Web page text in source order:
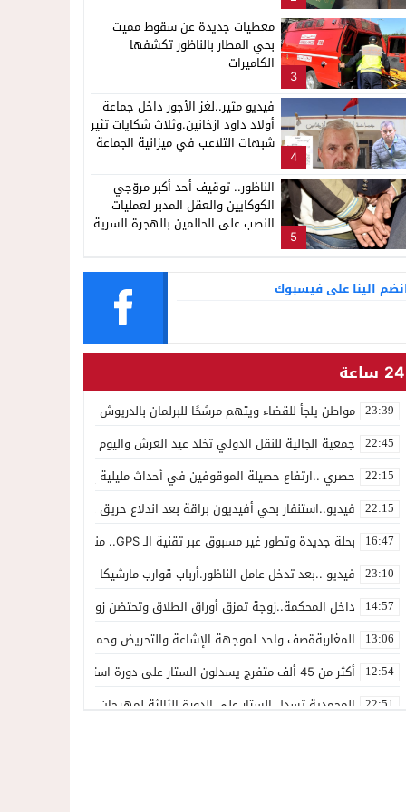
3
معطيات جديدة عن سقوط مميت
بحي المطار بالناظور تكشفها
الكاميرات
4
فيديو مثير..لغز الأجور داخل جماعة
أولاد داود ازخانين.وثلاث شكايات تثير
شبهات التلاعب في ميزانية الجماعة
5
الناظور.. توقيف أحد أكبر مروّجي
الكوكايين والعقل المدبر لعمليات
النصب على الحالمين بالهجرة السرية
الينا على فيسبوك
24 ساعة
23:39 مواطن يلجأ للقضاء ويتهم مرشحًا للبرلمان بالدريوش بالاستيلاء على 22 مليون سنتيم
22:45 جمعية الجالية للنقل الدولي تخلد عيد العرش واليوم الوطني للمهاجر
22:15 حصري ..ارتفاع حصيلة الموقوفين في أحداث مليلية إلى 82 شخصًا وتحقيقات تقود إلى متابعات جنائية ثقيلة
22:15 فيديو..استنفار بحي أفيديون براقة بعد اندلاع حريق داخل ضيعة فلاحية
16:47 بحلة جديدة وتطور غير مسبوق عبر تقنية الـ GPS.. منصة “مرحباناظور” تعزز مكانتها كوجهة أولى لسكان إقليمي الناظور والدريوش
23:10 فيديو ..بعد تدخل عامل الناظور.أرباب قوارب مارشيكا يعلقون احتجاجهم
14:57 داخل المحكمة..زوجة تمزق أوراق الطلاق وتحتضن زوجها في لحظة
13:06 المغاربةةصف واحد لموجهة الإشاعة والتحريض وحملات التضليل
12:54 أكثر من 45 ألف متفرج يسدلون الستار على دورة استثنائية للمهرجان المتوسطي بالناظور
22:51 المحمدية تسدل الستار على الدورة الثالثة لمهرجان العيطة المرساوية